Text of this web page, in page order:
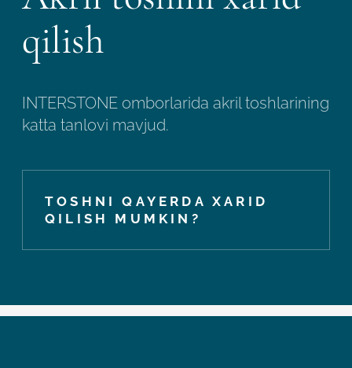
qilish
INTERSTONE omborlarida akril toshlarining
katta tanlovi mavjud.
TOSHNI QAYERDA XARID
QILISH MUMKIN?